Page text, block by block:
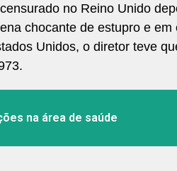
no Reino Unido
chocante de estupro e em
Unidos, o diretor teve
na área de saúde